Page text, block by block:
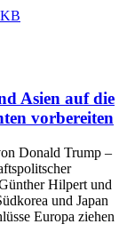
Asien auf die
vorbereiten
Donald Trump –
Hilpert und
und Japan
Europa ziehen